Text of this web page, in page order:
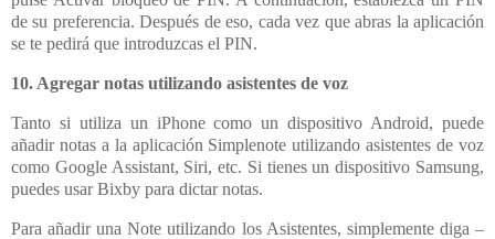
de su preferencia. Después de eso, cada vez que abras la aplicación
se te pedirá que introduzcas el PIN.
10. Agregar notas utilizando asistentes de voz
Tanto si utiliza un iPhone como un dispositivo Android, puede
añadir notas a la aplicación Simplenote utilizando asistentes de voz
como Google Assistant, Siri, etc. Si tienes un dispositivo Samsung,
puedes usar Bixby para dictar notas.
Para añadir una Note utilizando los Asistentes, simplemente diga –